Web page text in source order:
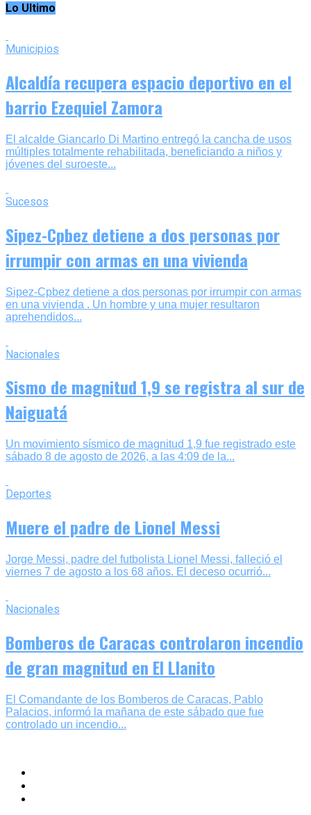
Lo Ultimo
Municipios
Alcaldía recupera espacio deportivo en el
barrio Ezequiel Zamora
‎El alcalde Giancarlo Di Martino entregó la cancha de usos
múltiples totalmente rehabilitada, beneficiando a niños y
jóvenes del suroeste...
Sucesos
Sipez-Cpbez detiene a dos personas por
irrumpir con armas en una vivienda
Sipez-Cpbez detiene a dos personas por irrumpir con armas
en una vivienda . Un hombre y una mujer resultaron
aprehendidos...
Nacionales
Sismo de magnitud 1,9 se registra al sur de
Naiguatá
Un movimiento sísmico de magnitud 1,9 fue registrado este
sábado 8 de agosto de 2026, a las 4:09 de la...
Deportes
Muere el padre de Lionel Messi
Jorge Messi, padre del futbolista Lionel Messi, falleció el
viernes 7 de agosto a los 68 años. El deceso ocurrió...
Nacionales
Bomberos de Caracas controlaron incendio
de gran magnitud en El Llanito
El Comandante de los Bomberos de Caracas, Pablo
Palacios, informó la mañana de este sábado que fue
controlado un incendio...